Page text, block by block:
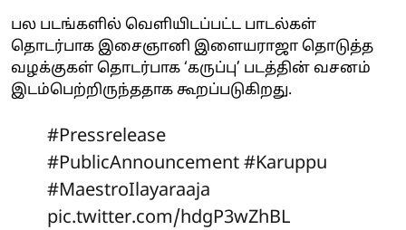
பல படங்களில் வெளியிடப்பட்ட பாடல்கள்
தொடர்பாக இசைஞானி இளையராஜா தொடுத்த
வழக்குகள் தொடர்பாக ‘கருப்பு’ படத்தின் வசனம்
இடம்பெற்றிருந்ததாக கூறப்படுகிறது.
#Pressrelease
#PublicAnnouncement #Karuppu
#MaestroIlayaraaja
pic.twitter.com/hdgP3wZhBL